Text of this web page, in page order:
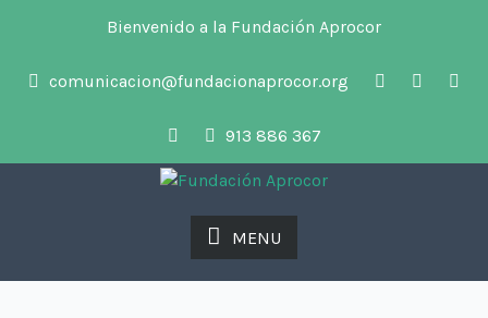
Bienvenido a la Fundación Aprocor
comunicacion@fundacionaprocor.org
913 886 367
MENU